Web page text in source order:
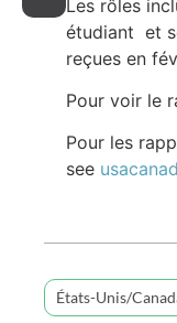
Les rôles
étudiant et
reçues en
Pour voir le
Pour les
see
États-Unis/